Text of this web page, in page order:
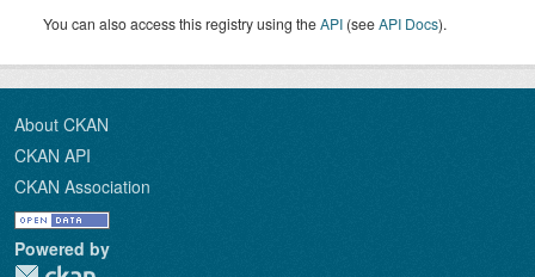
You can also access this registry using theAPI (seeAPI Docs).
About CKAN
CKAN API
CKAN Association
Powered by